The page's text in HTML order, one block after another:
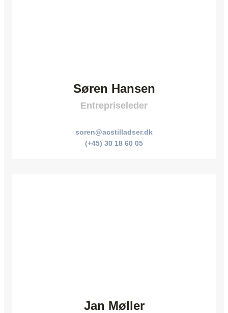
Søren Hansen
Entrepriseleder
soren@acstilladser.dk
(+45) 30 18 60 05
Jan Møller